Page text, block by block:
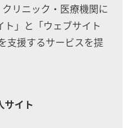
リニック・医療機関に
ト」と「ウェブサイト
支援するサービスを提
サイト